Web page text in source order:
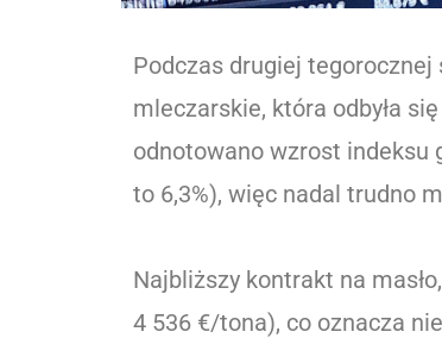
Podczas drugiej tegorocznej
mleczarskie, która odbyła
odnotowano wzrost indeksu
to 6,3%), więc nadal trudno
Najbliższy kontrakt na
4 536 €/tona), co oznacza